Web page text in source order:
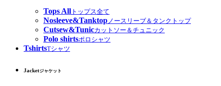
Tops All トップス全て
Nosleeve&Tanktopノースリーブ＆タンクトップ
Cutsew&Tunicカットソー＆チュニック
Polo shirtsポロシャツ
TshirtsTシャツ
Jacketジャケット